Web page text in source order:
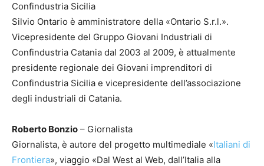
Confindustria Sicilia
Silvio Ontario è amministratore della «Ontario S.r.l.».
Vicepresidente del Gruppo Giovani Industriali di
Confindustria Catania dal 2003 al 2009, è attualmente
presidente regionale dei Giovani imprenditori di
Confindustria Sicilia e vicepresidente dell’associazione
degli industriali di Catania.
Roberto Bonzio – Giornalista
Giornalista, è autore del progetto multimediale «Italiani di
Frontiera», viaggio «Dal West al Web, dall’Italia alla